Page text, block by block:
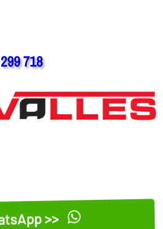
718
>>